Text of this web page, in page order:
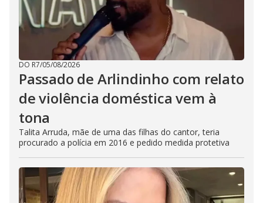
DO R7/05/08/2026
Passado de Arlindinho com relato
de violência doméstica vem à
tona
Talita Arruda, mãe de uma das filhas do cantor, teria
procurado a polícia em 2016 e pedido medida protetiva